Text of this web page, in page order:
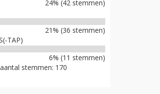
24% (42 stemmen)
21% (36 stemmen)
TAP)
6% (11 stemmen)
stemmen: 170